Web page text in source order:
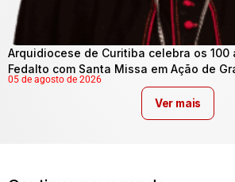
Arquidiocese de Curitiba celebra os 100
Fedalto com Santa Missa em Ação de
05 de agosto de 2026
Ver mais